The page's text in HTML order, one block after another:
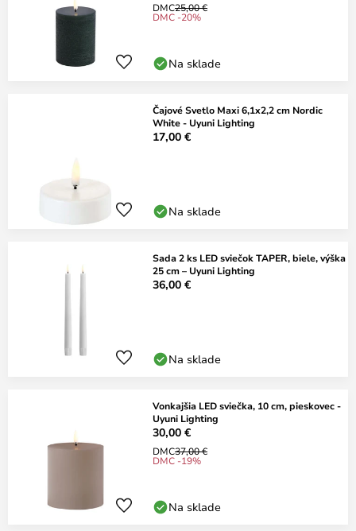
DMC25,00 €
DMC -20%
Na sklade
Čajové Svetlo Maxi 6,1x2,2 cm Nordic
White - Uyuni Lighting
17,00 €
Na sklade
Sada 2 ks LED sviečok TAPER, biele, výška
25 cm – Uyuni Lighting
36,00 €
Na sklade
Vonkajšia LED sviečka, 10 cm, pieskovec -
Uyuni Lighting
30,00 €
DMC37,00 €
DMC -19%
Na sklade